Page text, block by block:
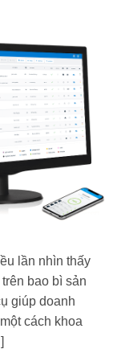
lần nhìn thấy
bao bì sản
giúp doanh
cách khoa